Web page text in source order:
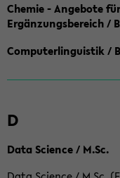
Chemie - Angebote
Ergänzungsbereich /
Computerlinguistik /
D
Data Science / M.Sc.